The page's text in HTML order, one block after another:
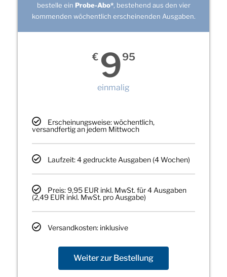
bestelle ein Probe-Abo*, bestehend aus den vier
kommenden wöchentlich erscheinenden Ausgaben.
€ 995
einmalig
Erscheinungsweise: wöchentlich,
versandfertig an jedem Mittwoch
Laufzeit: 4 gedruckte Ausgaben (4 Wochen)
Preis: 9,95 EUR inkl. MwSt. für 4 Ausgaben
(2,49 EUR inkl. MwSt. pro Ausgabe)
Versandkosten: inklusive
Weiter zur Bestellung